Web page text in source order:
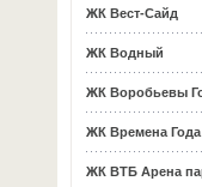
ЖК Вест-Сайд
ЖК Водный
ЖК Воробьевы
ЖК Времена Года
ЖК ВТБ Арена